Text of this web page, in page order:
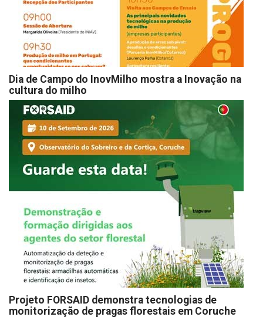
Dia de Campo do InovMilho mostra a Inovação na
cultura do milho
Projeto FORSAID demonstra tecnologias de
monitorização de pragas florestais em Coruche